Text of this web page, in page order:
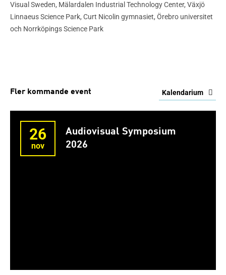
Visual Sweden, Mälardalen Industrial Technology Center, Växjö
Linnaeus Science Park, Curt Nicolin gymnasiet, Örebro universitet
och Norrköpings Science Park
Fler kommande event Kalendarium
26
nov
Audiovisual Symposium
2026